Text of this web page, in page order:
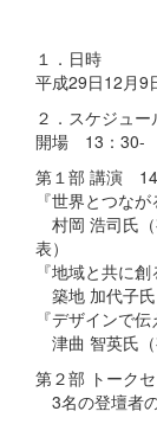
１．日時
平成29日12月9
２．スケジュー
開場 13：30-
第１部 講演
『世界とつな
村岡 浩司氏
表）
『地域と共に
築地 加代子氏
『デザインで
津曲 智英氏（
第２部 トーク
3名の登壇者